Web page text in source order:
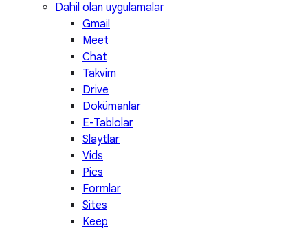
Dahil olan uygulamalar
Gmail
Meet
Chat
Takvim
Drive
Dokümanlar
E-Tablolar
Slaytlar
Vids
Pics
Formlar
Sites
Keep